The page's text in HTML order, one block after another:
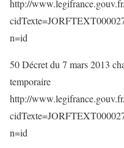
http://
n=id
50 Décret du 7 mars 2013
temporaire
http://
n=id